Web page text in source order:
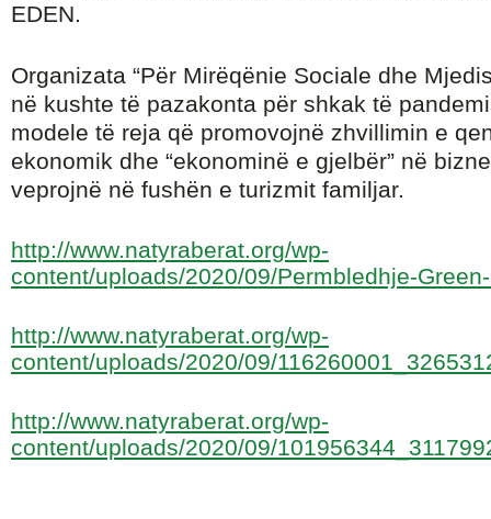
EDEN.
Organizata “Për Mirëqënie Sociale dhe
në kushte të pazakonta për shkak të
modele të reja që promovojnë zhvillimin e
ekonomik dhe “ekonominë e gjelbër” në
veprojnë në fushën e turizmit familjar.
http://www.natyraberat.org/wp-
content/uploads/2020/09/Permbledhje-
http://www.natyraberat.org/wp-
content/uploads/2020/09/
http://www.natyraberat.org/wp-
content/uploads/2020/09/